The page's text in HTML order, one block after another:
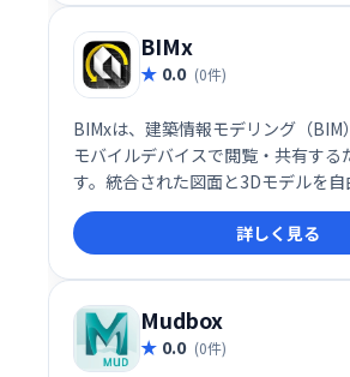
BIMx
0.0 (0件)
BIMxは、建築情報モデリング（BIM
モバイルデバイスで閲覧・共有する
す。統合された図面と3Dモデルを
要素の詳細情報も確認できます。ス
クトコミュニケーションと情報共有
詳しく見る
Mudbox
0.0 (0件)